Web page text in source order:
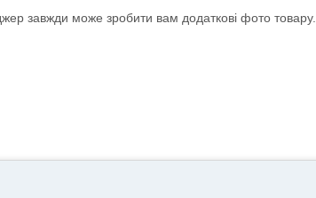
завжди може зробити вам додаткові фото товару.